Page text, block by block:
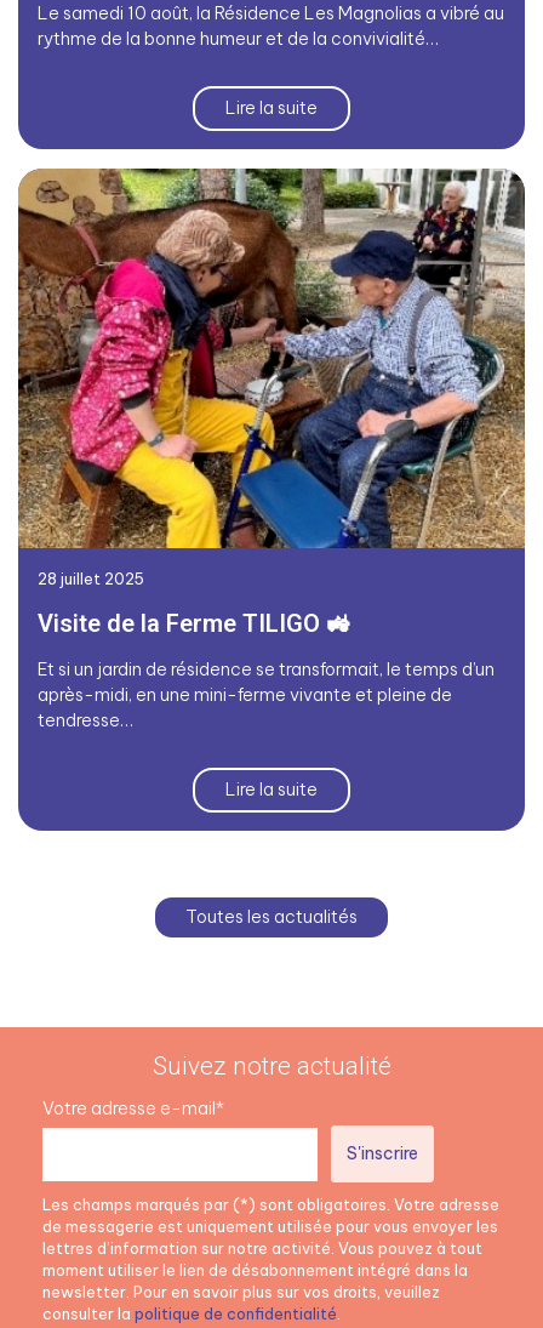
Le samedi 10 août, la Résidence Les Magnolias a vibré au
rythme de la bonne humeur et de la convivialité…
Lire la suite
28 juillet 2025
Visite de la Ferme TILIGO 🚜
Et si un jardin de résidence se transformait, le temps d’un
après-midi, en une mini-ferme vivante et pleine de
tendresse…
Lire la suite
Toutes les actualités
Suivez notre actualité
Votre adresse e-mail*
Les champs marqués par (*) sont obligatoires. Votre adresse
de messagerie est uniquement utilisée pour vous envoyer les
lettres d’information sur notre activité. Vous pouvez à tout
moment utiliser le lien de désabonnement intégré dans la
newsletter. Pour en savoir plus sur vos droits, veuillez
consulter la politique de confidentialité.